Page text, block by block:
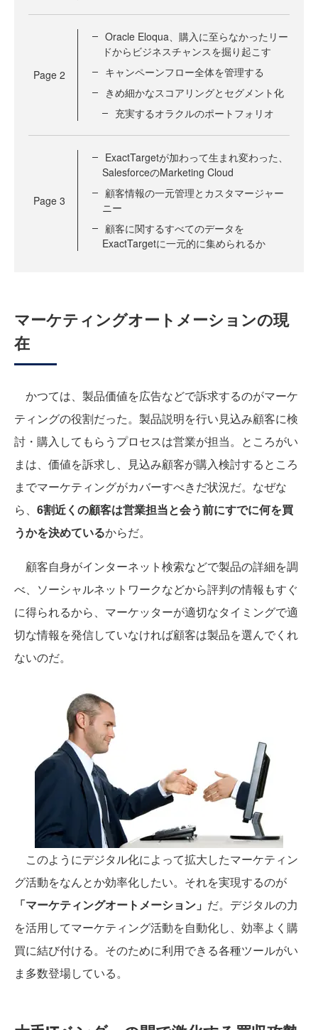
Page 2
Oracle Eloqua、購入に至らなかったリー
ドからビジネスチャンスを掘り起こす
キャンペーンフロー全体を管理する
きめ細かなスコアリングとセグメント化
充実するオラクルのポートフォリオ
Page 3
ExactTargetが加わって生まれ変わった、
SalesforceのMarketing Cloud
顧客情報の一元管理とカスタマージャー
ニー
顧客に関するすべてのデータを
ExactTargetに一元的に集められるか
マーケティングオートメーションの現
在
かつては、製品価値を広告などで訴求するのがマーケ
ティングの役割だった。製品説明を行い見込み顧客に検
討・購入してもらうプロセスは営業が担当。ところがい
まは、価値を訴求し、見込み顧客が購入検討するところ
までマーケティングがカバーすべきだ状況だ。なぜな
ら、 6割近くの顧客は営業担当と会う前にすでに何を買
うかを決めているからだ。
顧客自身がインターネット検索などで製品の詳細を調
べ、ソーシャルネットワークなどから評判の情報もすぐ
に得られるから、マーケッターが適切なタイミングで適
切な情報を発信していなければ顧客は製品を選んでくれ
ないのだ。
このようにデジタル化によって拡大したマーケティン
グ活動をなんとか効率化したい。それを実現するのが
「マーケティングオートメーション」 だ。デジタルの力
を活用してマーケティング活動を自動化し、効率よく購
買に結び付ける。そのために利用できる各種ツールがい
ま多数登場している。